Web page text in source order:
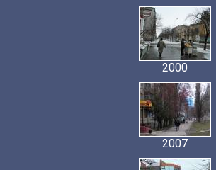
2000
2007